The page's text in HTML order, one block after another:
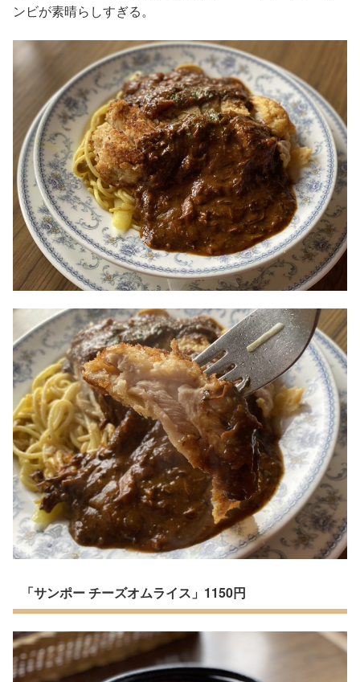
ンビが素晴らしすぎる。
「サンポー チーズオムライス」1150円